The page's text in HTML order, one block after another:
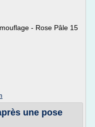
- Rose Pâle 15
une pose